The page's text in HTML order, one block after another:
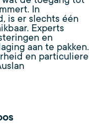
In
is er slechts één
Experts
en
aan te pakken.
en particuliere